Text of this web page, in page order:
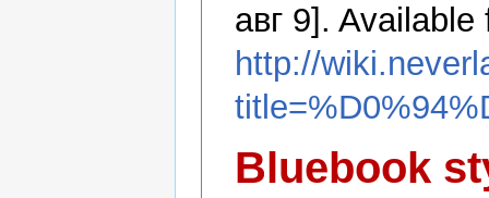
авг 9]. Available
http://
Bluebook